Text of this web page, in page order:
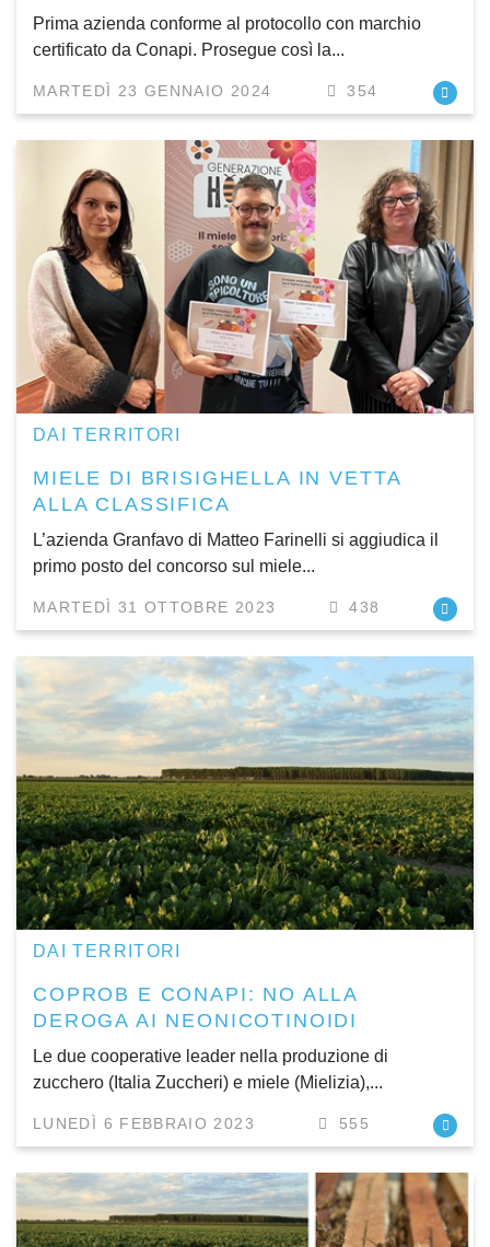
Prima azienda conforme al protocollo con marchio
certificato da Conapi. Prosegue così la...
MARTEDÌ 23 GENNAIO 2024 354
DAI TERRITORI
MIELE DI BRISIGHELLA IN VETTA
ALLA CLASSIFICA
L’azienda Granfavo di Matteo Farinelli si aggiudica il
primo posto del concorso sul miele...
MARTEDÌ 31 OTTOBRE 2023 438
DAI TERRITORI
COPROB E CONAPI: NO ALLA
DEROGA AI NEONICOTINOIDI
Le due cooperative leader nella produzione di
zucchero (Italia Zuccheri) e miele (Mielizia),...
LUNEDÌ 6 FEBBRAIO 2023 555